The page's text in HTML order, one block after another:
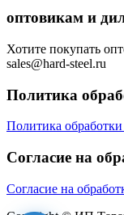
оптовикам и
Хотите покупать
sales@hard-steel.ru
Политика
Политика
Согласие на
Согласие на